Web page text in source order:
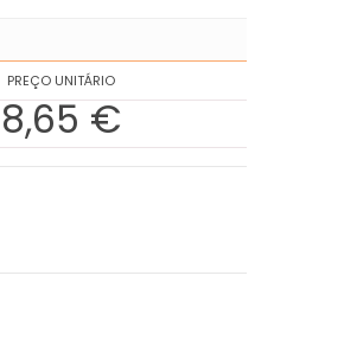
PREÇO UNITÁRIO
8,65 €